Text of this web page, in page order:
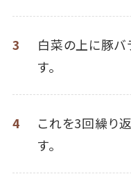
3
白菜の上に豚バ
す。
4
これを3回繰り
す。